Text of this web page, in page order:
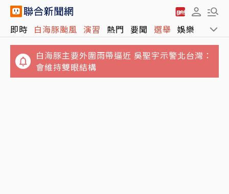
即時 白海豚颱風 演習 熱門 要聞 選舉 娛樂 運動
白海豚主要外圍雨帶逼近 吳聖宇示警北台灣：
會維持雙眼結構
從來不肯靠近主人…孤僻老貓「第一次主動走